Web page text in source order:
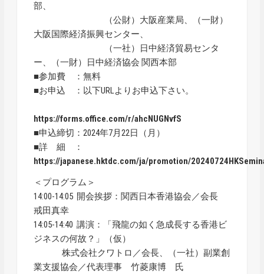
部、
（公財）大阪産業局、（一財）
大阪国際経済振興センター、
（一社）日中経済貿易センタ
ー、（一財）日中経済協会 関西本部
■参加費 ：無料
■お申込 ：以下URLよりお申込下さい。
https://forms.office.com/r/ahcNUGNvfS
■申込締切：2024年7月22日（月）
■詳 細 ：
https://japanese.hktdc.com/ja/promotion/
＜プログラム＞
14:00-14:05 開会挨拶：関西日本香港協会／会長
戒田真幸
14:05-14:40 講演：「飛龍の如く急成長する香港ビ
ジネスの何故？」（仮）
株式会社クワトロ／会長、（一社）副業創
業支援協会／代表理事 竹菱康博 氏